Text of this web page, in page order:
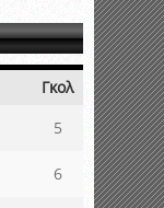
Γκολ
5
6